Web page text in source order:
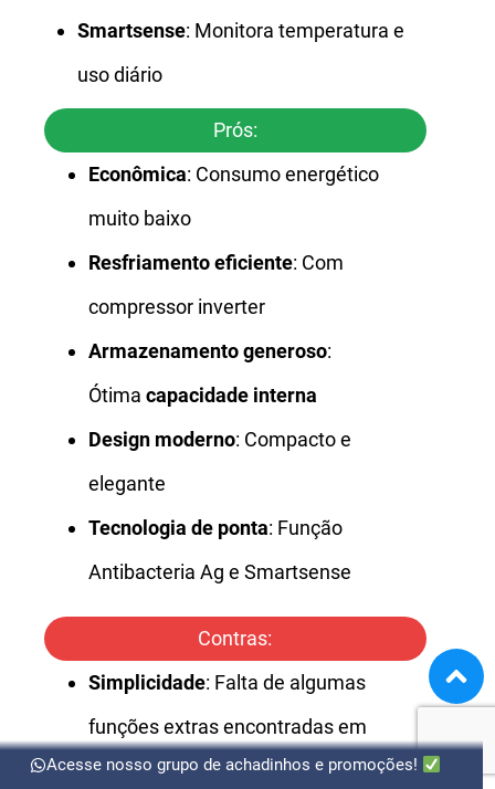
Acesse nosso grupo de achadinhos e promoções!
Smartsense: Monitora temperatura e
uso diário
Prós:
Econômica: Consumo energético
muito baixo
Resfriamento eficiente: Com
compressor inverter
Armazenamento generoso:
Ótima capacidade interna
Design moderno: Compacto e
elegante
Tecnologia de ponta: Função
Antibacteria Ag e Smartsense
Contras:
Simplicidade: Falta de algumas
funções extras encontradas em
modelos maiores